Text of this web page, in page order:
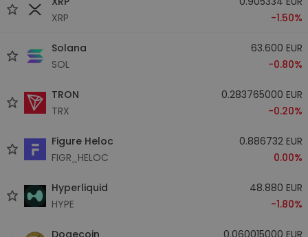
XRP
-1.50%
Solana
SOL
63.600 EUR
-0.80%
TRON
TRX
0.283765000 EUR
-0.20%
Figure Heloc
FIGR_HELOC
0.886732 EUR
0.00%
Hyperliquid
HYPE
48.880 EUR
-1.80%
Dogecoin
0.060015000 EUR